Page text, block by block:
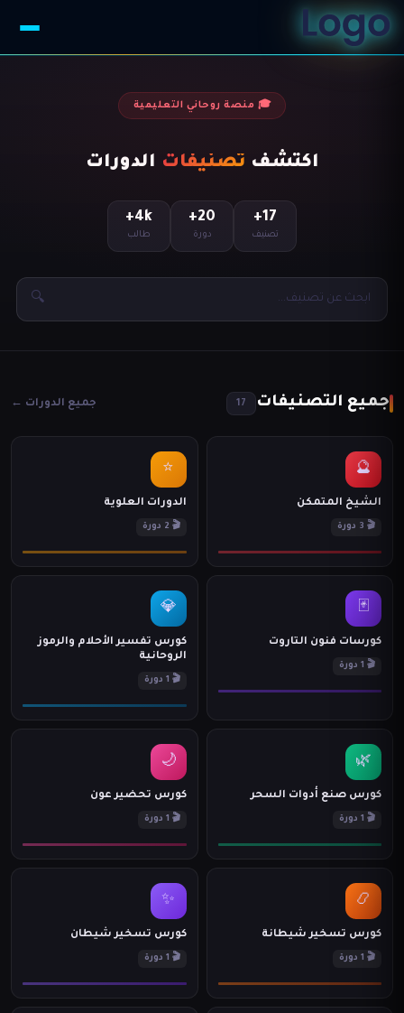
🎓 منصة روحاني التعليمية
اكتشف تصنيفات الدورات
17+
تصنيف
20+
دورة
4k+
طالب
🔍
جميع التصنيفات 17 جميع الدورات ←
🔮
الشيخ المتمكن
🎬 3 دورة
⭐
الدورات العلوية
🎬 2 دورة
🃏
كورسات فنون التاروت
🎬 1 دورة
💎
كورس تفسير الأحلام والرموز
الروحانية
🎬 1 دورة
🌿
كورس صنع أدوات السحر
🎬 1 دورة
🌙
كورس تحضير عون
🎬 1 دورة
📿
كورس تسخير شيطانة
🎬 1 دورة
✨
كورس تسخير شيطان
🎬 1 دورة